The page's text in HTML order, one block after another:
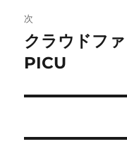
ビ
ゲ
ー
シ
稿:
次
次
の
稿:
クラウドフ
PICU